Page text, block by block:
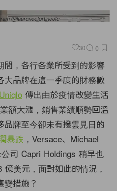
@laurencefortincote
30 0
間，各行各業所受到的影響
品牌在這一季度的財務數
Uniqlo 傳出由於疫情改變生活
額大漲，銷售業績順勢回溫
品牌至今卻未有撥雲見日的
暴跌 ，Versace、Michael
司 Capri Holdings 稍早也
美元，面對如此的情況，
變措施？